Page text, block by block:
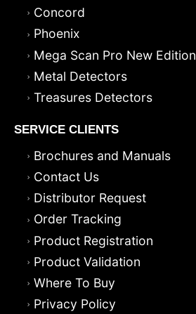
Concord
Phoenix
Mega Scan Pro New Edition
Metal Detectors
Treasures Detectors
SERVICE CLIENTS
Brochures and Manuals
Contact Us
Distributor Request
Order Tracking
Product Registration
Product Validation
Where To Buy
Privacy Policy